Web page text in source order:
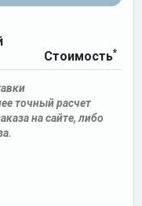
Стоимость*
точный расчет
на сайте, либо